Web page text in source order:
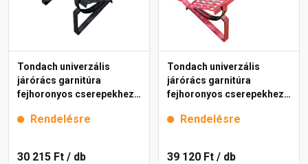
Tondach univerzális
járórács garnitúra
fejhoronyos cserepekhez
Rendelésre
30 215 Ft / db
Tondach univerzális
járórács garnitúra
fejhoronyos cserepekhez
Rendelésre
39 120 Ft / db